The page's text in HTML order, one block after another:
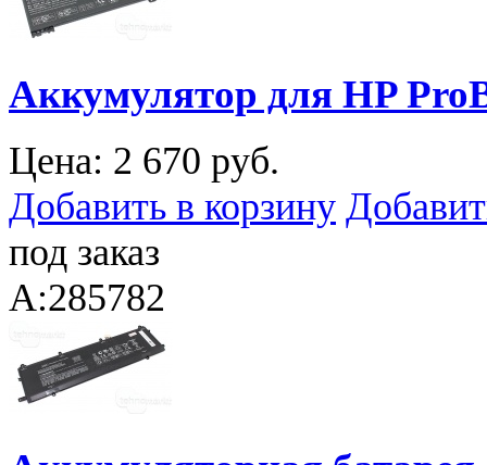
Аккумулятор для HP
Цена: 2 670 руб.
Добавить в корзину
под заказ
A:285782